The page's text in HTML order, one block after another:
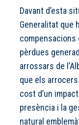
Davant d’esta
Generalitat que
compensacions
pèrdues
arrossars de
que els
cost d’un
presència i la
natural